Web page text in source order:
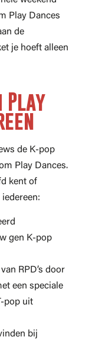
Play Dances
de
je hoeft alleen
Play
de K-pop
Play Dances.
kent of
gen K-pop
RPD’s door
een speciale
pop uit
bij